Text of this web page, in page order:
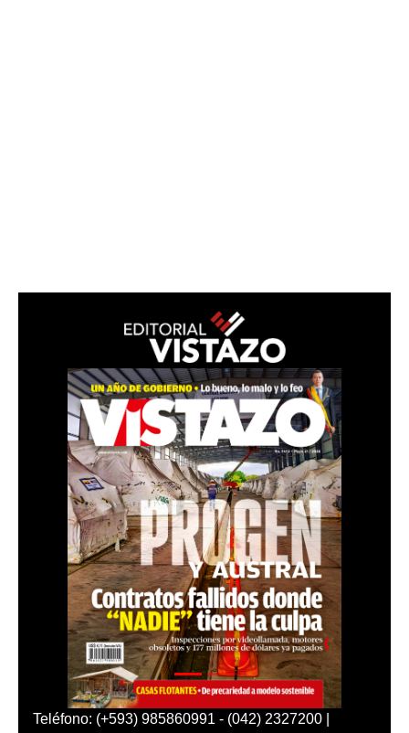
Teléfono: (+593) 985860991 - (042) 2327200 |